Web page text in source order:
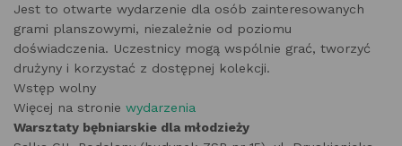
Jest to otwarte wydarzenie dla osób zainteresowanych
grami planszowymi, niezależnie od poziomu
doświadczenia. Uczestnicy mogą wspólnie grać, tworzyć
drużyny i korzystać z dostępnej kolekcji.
Wstęp wolny
Więcej na stronie wydarzenia
Warsztaty bębniarskie dla młodzieży